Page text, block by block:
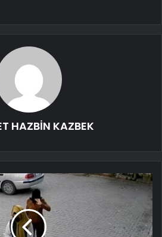
HAZBİN KAZBEK